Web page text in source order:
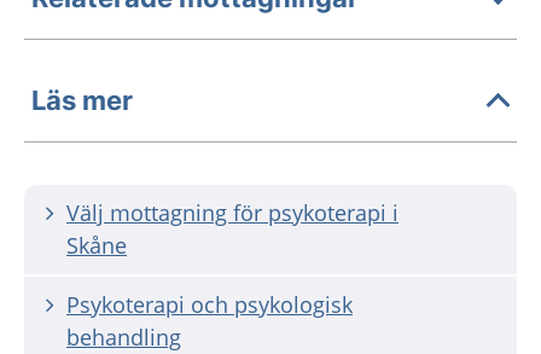
Läs mer
Välj mottagning för psykoterapi i
Skåne
Psykoterapi och psykologisk
behandling